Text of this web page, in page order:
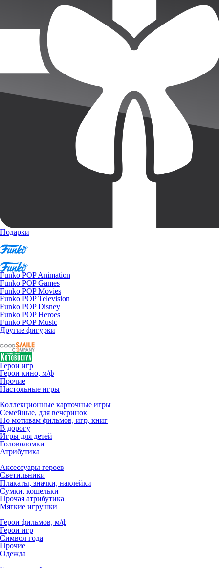
Подарки
Funko POP Animation
Funko POP Games
Funko POP Movies
Funko POP Television
Funko POP Disney
Funko POP Heroes
Funko POP Music
Другие фигурки
Герои игр
Герои кино, м/ф
Прочие
Настольные игры
Коллекционные карточные игры
Семейные, для вечеринок
По мотивам фильмов, игр, книг
В дорогу
Игры для детей
Головоломки
Атрибутика
Аксессуары героев
Светильники
Плакаты, значки, наклейки
Сумки, кошельки
Прочая атрибутика
Мягкие игрушки
Герои фильмов, м/ф
Герои игр
Символ года
Прочие
Одежда